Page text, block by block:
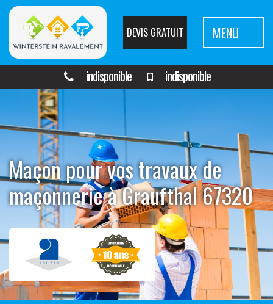
DEVIS GRATUIT MENU
indisponible indisponible
Maçon pour vos travaux de
maçonnerie à Graufthal 67320